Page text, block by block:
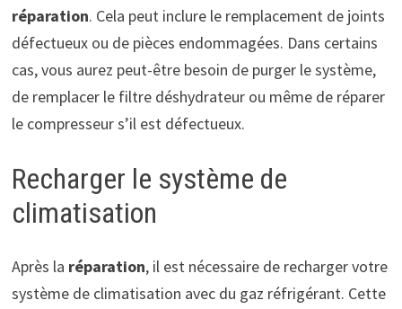
réparation. Cela peut inclure le remplacement de joints
défectueux ou de pièces endommagées. Dans certains
cas, vous aurez peut-être besoin de purger le système,
de remplacer le filtre déshydrateur ou même de réparer
le compresseur s’il est défectueux.
Recharger le système de
climatisation
Après la réparation, il est nécessaire de recharger votre
système de climatisation avec du gaz réfrigérant. Cette